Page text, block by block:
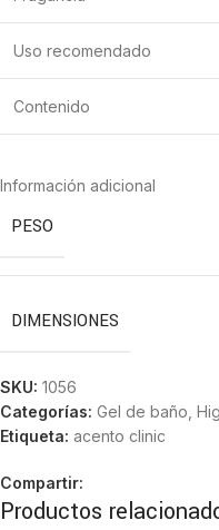
Uso recomendado
Contenido
Información adicional
PESO
DIMENSIONES
SKU: 1056
Categorías: Gel de baño
Etiqueta: acento clinic
Compartir:
Productos